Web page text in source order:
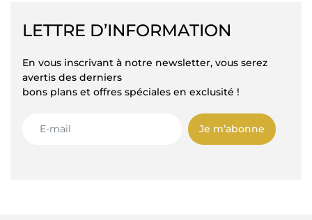
LETTRE D’INFORMATION
En vous inscrivant à notre newsletter, vous serez
avertis des derniers
bons plans et offres spéciales en exclusité !
Je m’abonne